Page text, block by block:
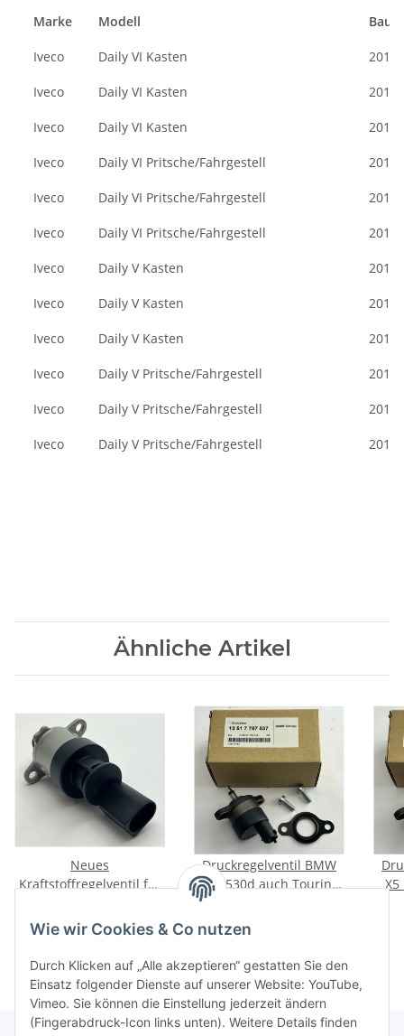
Wie wir Cookies & Co nutzen
Durch Klicken auf „Alle akzeptieren“ gestatten Sie den
Einsatz folgender Dienste auf unserer Website: YouTube,
Vimeo. Sie können die Einstellung jederzeit ändern
(Fingerabdruck-Icon links unten). Weitere Details finden
Marke
Modell
Iveco Daily VI Kasten
Iveco Daily VI Kasten
Iveco Daily VI Kasten
Iveco Daily VI Pritsche/Fahrgestell
Iveco Daily VI Pritsche/Fahrgestell
Iveco Daily VI Pritsche/Fahrgestell
Iveco Daily V Kasten
Iveco Daily V Kasten
Iveco Daily V Kasten
Iveco Daily V Pritsche/Fahrgestell
Iveco Daily V Pritsche/Fahrgestell
Iveco Daily V Pritsche/Fahrgestell
Ähnliche Artikel
Neues
Kraftstoffregelventil für
7er X1 X3 X5 X6
Druckregelventil BMW
E39 530d auch Touring
0281002480
X5